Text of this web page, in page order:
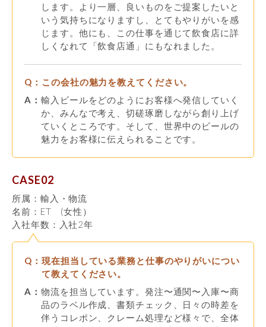
します。より一層、良いものをご提案したいと
いう気持ちになりますし、とてもやりがいを感
じます。他にも、この仕事を通じて飲食店に詳
しくなれて「飲食店通」にもなれました。
Q： この会社の魅力を教えてください。
A： 輸入ビールをどのようにお客様へ発信していく
か、みんなで考え、切磋琢磨しながら創り上げ
ていくところです。そして、世界中のビールの
魅力をお客様に伝えられることです。
CASE02
所属：輸入・物流
名前：ET (女性）
入社年数：入社2年
Q： 現在担当している業務と仕事のやりがいについ
て教えてください。
A： 物流を担当しています。発注〜通関〜入庫〜商
品のラベル作成、書類チェック、日々の時差を
伴うコレポン、クレーム処理など様々で、全体